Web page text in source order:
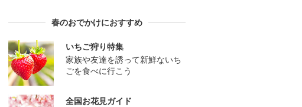
春のおでかけにおすすめ
いちご狩り特集
家族や友達を誘って新鮮ないち
ごを食べに行こう
全国お花見ガイド